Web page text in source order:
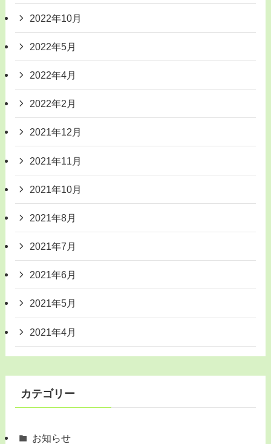
2022年10月
2022年5月
2022年4月
2022年2月
2021年12月
2021年11月
2021年10月
2021年8月
2021年7月
2021年6月
2021年5月
2021年4月
カテゴリー
お知らせ